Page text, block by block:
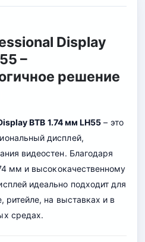
Display
–
решение
BTB 1.74 мм LH55 – это
дисплей,
видеостен. Благодаря
мм и высококачественному
идеально подходит для
ритейле, на выставках и в
средах.